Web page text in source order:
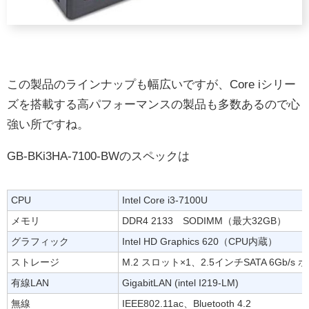
この製品のラインナップも幅広いですが、Core iシリー
ズを搭載する高パフォーマンスの製品も多数あるので心
強い所ですね。
GB-BKi3HA-7100-BWのスペックは
CPU
Intel Core i3-7100U
メモリ
DDR4 2133 SODIMM（最大32GB）
グラフィック
Intel HD Graphics 620（CPU内蔵）
ストレージ
M.2 スロット×1、2.5インチSATA 6Gb/s
有線LAN
GigabitLAN (intel I219-LM)
無線
IEEE802.11ac、Bluetooth 4.2